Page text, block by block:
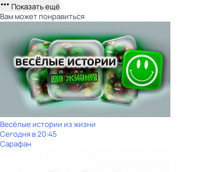
Показать ещё
Вам может понравиться
Весёлые истории из жизни
Сегодня в 20:45
Сарафан